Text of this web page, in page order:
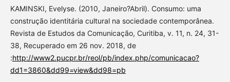
KAMINSKI, Evelyse. (2010, Janeiro?Abril). Consumo: uma
construção identitária cultural na sociedade contemporânea.
Revista de Estudos da Comunicação, Curitiba, v. 11, n. 24, 31-
38, Recuperado em 26 nov. 2018, de
:http://www2.pucpr.br/reol/pb/index.php/comunicacao?
dd1=3860&dd99=view&dd98=pb